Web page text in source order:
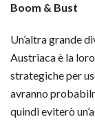
Boom & Bust
Un’altra grande
Austriaca è la
strategiche per
avranno
quindi eviterò